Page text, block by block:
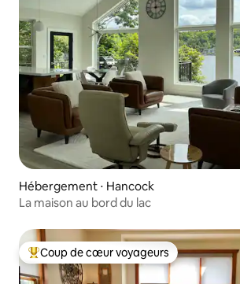
Hébergement ⋅ Hancock
La maison au bord du lac
Coups de cœur voyageurs les plus
Coup de cœur voyageurs